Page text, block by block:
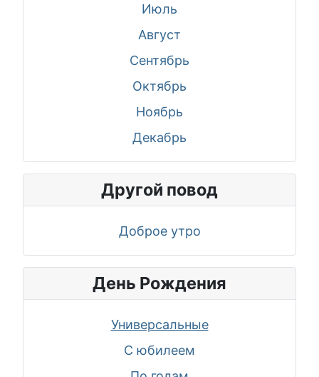
Июль
Август
Сентябрь
Октябрь
Ноябрь
Декабрь
Другой повод
Доброе утро
День Рождения
Универсальные
С юбилеем